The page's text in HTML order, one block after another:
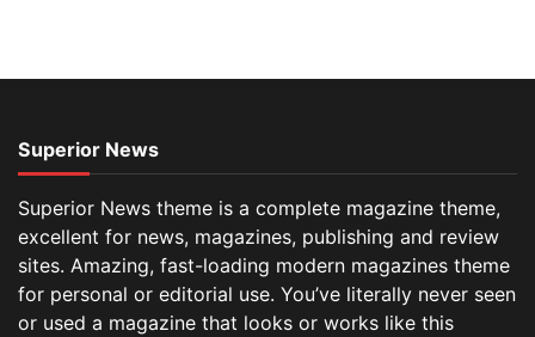
Superior News
Superior News theme is a complete magazine theme,
excellent for news, magazines, publishing and review
sites. Amazing, fast-loading modern magazines theme
for personal or editorial use. You’ve literally never seen
or used a magazine that looks or works like this